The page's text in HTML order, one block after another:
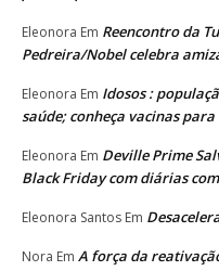
Eleonora Em Reencontro da
Pedreira/Nobel celebra
Eleonora Em Idosos :
saúde; conheça vacinas para
Eleonora Em Deville Prime
Black Friday com diárias
Eleonora Santos Em
Nora Em A força da